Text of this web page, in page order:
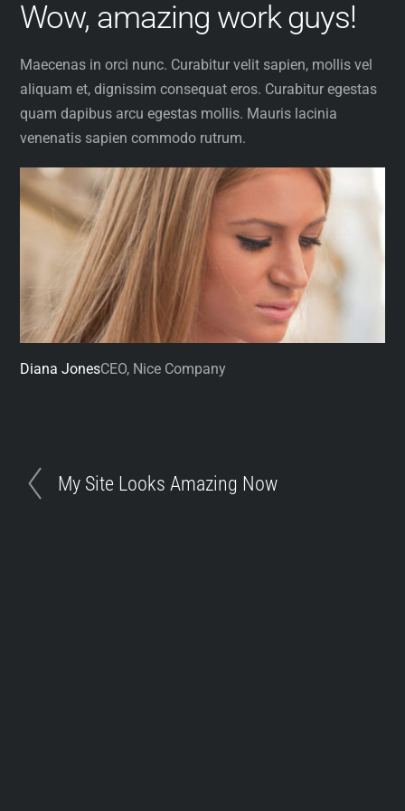
Skip
content
Wow, amazing work guys!
Maecenas in orci nunc. Curabitur velit sapien, mollis vel
aliquam et, dignissim consequat eros. Curabitur egestas
quam dapibus arcu egestas mollis. Mauris lacinia
venenatis sapien commodo rutrum.
Diana JonesCEO, Nice Company
My Site Looks Amazing Now